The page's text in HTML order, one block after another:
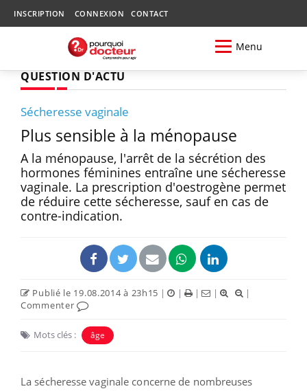
INSCRIPTION CONNEXION CONTACT
Menu
QUESTION D'ACTU
Sécheresse vaginale
Plus sensible à la ménopause
A la ménopause, l'arrêt de la sécrétion des
hormones féminines entraîne une sécheresse
vaginale. La prescription d'oestrogène permet
de réduire cette sécheresse, sauf en cas de
contre-indication.
Publié le 19.08.2014 à 23h15 | | | |
|
Commenter
Mots clés : âge
La sécheresse vaginale concerne de nombreuses